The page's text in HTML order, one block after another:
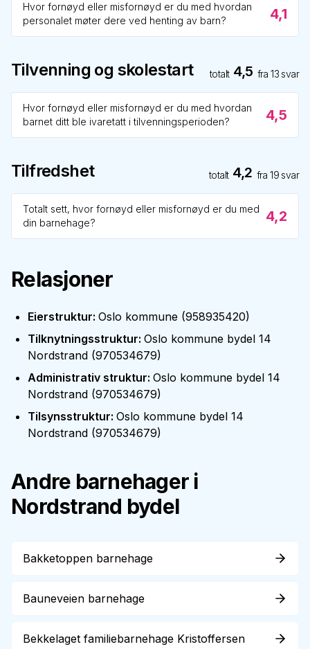
Hvor fornøyd eller misfornøyd er du med hvordan
personalet møter dere ved henting av barn?
4,1
Tilvenning og skolestart totalt 4,5 fra13 svar
Hvor fornøyd eller misfornøyd er du med hvordan
barnet ditt ble ivaretatt i tilvenningsperioden?
4,5
Tilfredshet totalt 4,2 fra19 svar
Totalt sett, hvor fornøyd eller misfornøyd er du med
din barnehage?
4,2
Relasjoner
Eierstruktur: Oslo kommune (958935420)
Tilknytningsstruktur: Oslo kommune bydel 14
Nordstrand (970534679)
Administrativ struktur: Oslo kommune bydel 14
Nordstrand (970534679)
Tilsynsstruktur: Oslo kommune bydel 14
Nordstrand (970534679)
Andre barnehager i
Nordstrand bydel
Bakketoppen barnehage
Bauneveien barnehage
Bekkelaget familiebarnehage Kristoffersen